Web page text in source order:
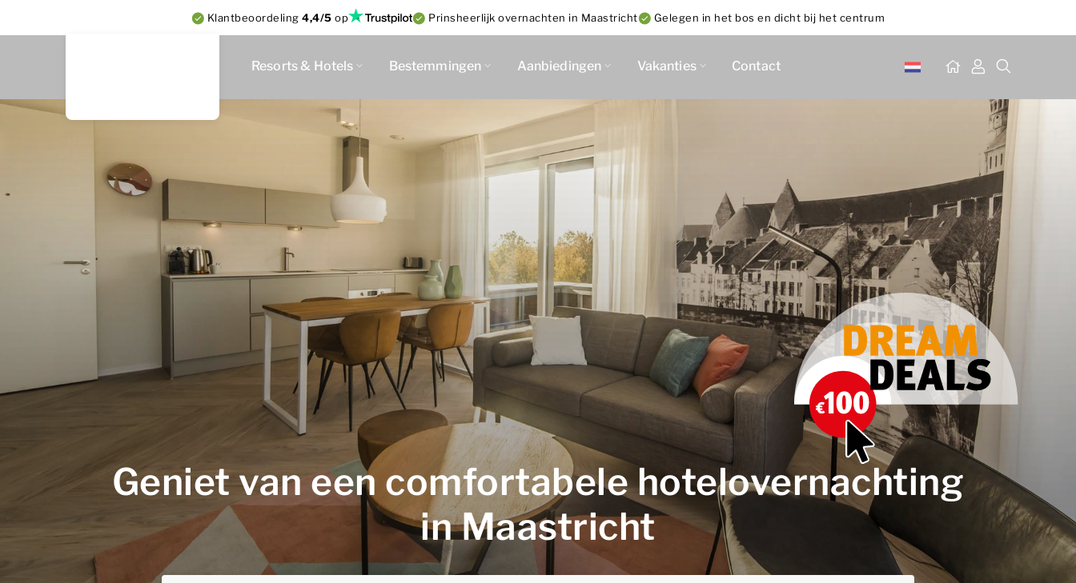
Klantbeoordeling4,4/5 op Prinsheerlijk overnachten in Maastricht Gelegen in het bos en dicht bij het centrum
Resorts & Hotels Bestemmingen Aanbiedingen Vakanties Contact
Geniet van een comfortabele hotelovernachting
in Maastricht